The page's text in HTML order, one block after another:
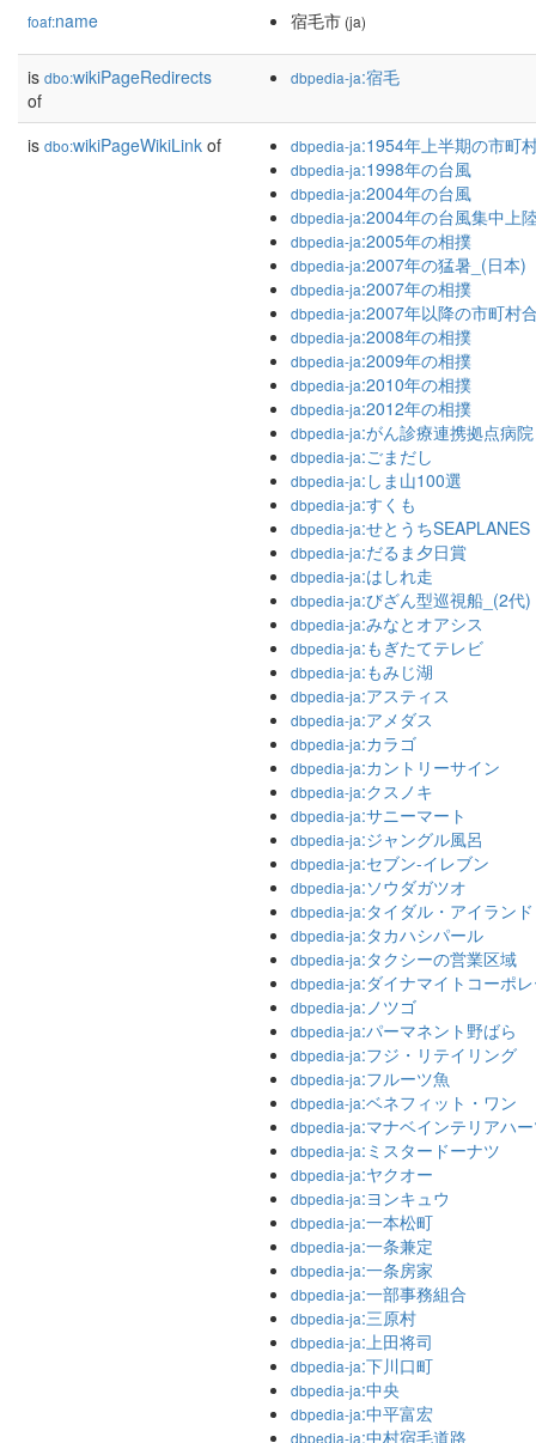
foaf:name 宿毛市 (ja)
is dbo:wikiPageRedirects
of
dbpedia-ja:宿毛
is dbo:wikiPageWikiLink of dbpedia-ja:1954年上半期の市町
dbpedia-ja:1998年の台風
dbpedia-ja:2004年の台風
dbpedia-ja:2004年の台風集中上
dbpedia-ja:2005年の相撲
dbpedia-ja:2007年の猛暑_(日本)
dbpedia-ja:2007年の相撲
dbpedia-ja:2007年以降の市町村
dbpedia-ja:2008年の相撲
dbpedia-ja:2009年の相撲
dbpedia-ja:2010年の相撲
dbpedia-ja:2012年の相撲
dbpedia-ja:がん診療連携拠点病院
dbpedia-ja:ごまだし
dbpedia-ja:しま山100選
dbpedia-ja:すくも
dbpedia-ja:せとうちSEAPLANES
dbpedia-ja:だるま夕日賞
dbpedia-ja:はしれ走
dbpedia-ja:びざん型巡視船_(2代)
dbpedia-ja:みなとオアシス
dbpedia-ja:もぎたてテレビ
dbpedia-ja:もみじ湖
dbpedia-ja:アスティス
dbpedia-ja:アメダス
dbpedia-ja:カラゴ
dbpedia-ja:カントリーサイン
dbpedia-ja:クスノキ
dbpedia-ja:サニーマート
dbpedia-ja:ジャングル風呂
dbpedia-ja:セブン-イレブン
dbpedia-ja:ソウダガツオ
dbpedia-ja:タイダル・アイランド
dbpedia-ja:タカハシパール
dbpedia-ja:タクシーの営業区域
dbpedia-ja:ダイナマイトコーポ
dbpedia-ja:ノツゴ
dbpedia-ja:パーマネント野ばら
dbpedia-ja:フジ・リテイリング
dbpedia-ja:フルーツ魚
dbpedia-ja:ベネフィット・ワン
dbpedia-ja:マナベインテリアハ
dbpedia-ja:ミスタードーナツ
dbpedia-ja:ヤクオー
dbpedia-ja:ヨンキュウ
dbpedia-ja:一本松町
dbpedia-ja:一条兼定
dbpedia-ja:一条房家
dbpedia-ja:一部事務組合
dbpedia-ja:三原村
dbpedia-ja:上田将司
dbpedia-ja:下川口町
dbpedia-ja:中央
dbpedia-ja:中平富宏
dbpedia-ja:中村宿毛道路